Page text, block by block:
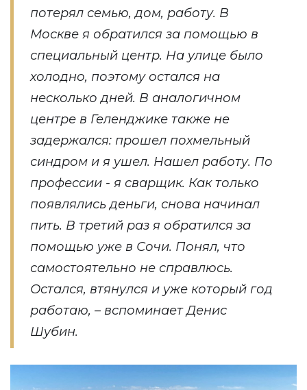
потерял семью, дом, работу. В
Москве я обратился за помощью в
специальный центр. На улице было
холодно, поэтому остался на
несколько дней. В аналогичном
центре в Геленджике также не
задержался: прошел похмельный
синдром и я ушел. Нашел работу. По
профессии - я сварщик. Как только
появлялись деньги, снова начинал
пить. В третий раз я обратился за
помощью уже в Сочи. Понял, что
самостоятельно не справлюсь.
Остался, втянулся и уже который год
работаю, – вспоминает Денис
Шубин.